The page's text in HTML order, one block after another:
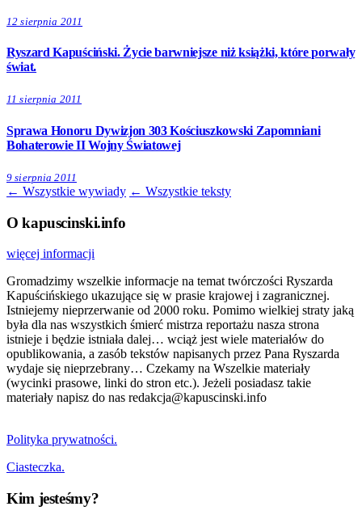
12 sierpnia 2011
Ryszard Kapuściński. Życie barwniejsze niż książki, które porwały
świat.
11 sierpnia 2011
Sprawa Honoru Dywizjon 303 Kościuszkowski Zapomniani
Bohaterowie II Wojny Światowej
9 sierpnia 2011
← Wszystkie wywiady ← Wszystkie teksty
O kapuscinski.info
więcej informacji
Gromadzimy wszelkie informacje na temat twórczości Ryszarda
Kapuścińskiego ukazujące się w prasie krajowej i zagranicznej.
Istniejemy nieprzerwanie od 2000 roku. Pomimo wielkiej straty jaką
była dla nas wszystkich śmierć mistrza reportażu nasza strona
istnieje i będzie istniała dalej… wciąż jest wiele materiałów do
opublikowania, a zasób tekstów napisanych przez Pana Ryszarda
wydaje się nieprzebrany… Czekamy na Wszelkie materiały
(wycinki prasowe, linki do stron etc.). Jeżeli posiadasz takie
materiały napisz do nas redakcja@kapuscinski.info
Polityka prywatności.
Ciasteczka.
Kim jesteśmy?